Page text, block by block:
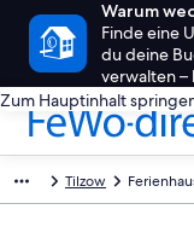
Warum
Finde eine
du deine
verwalten –
Zum Hauptinhalt
Tilzow